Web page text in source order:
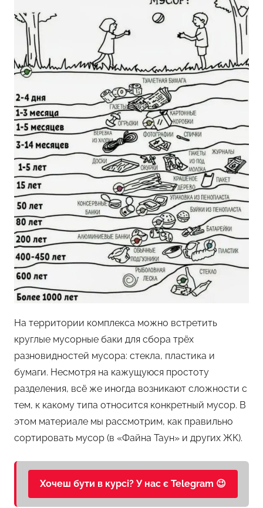
На территории комплекса можно встретить
круглые мусорные баки для сбора трёх
разновидностей мусора: стекла, пластика и
бумаги. Несмотря на кажущуюся простоту
разделения, всё же иногда возникают сложности с
тем, к какому типа относится конкретный мусор. В
этом материале мы рассмотрим, как правильно
сортировать мусор (в «Файна Таун» и других ЖК).
Хочеш бути в курсі? У нас є Telegram 😉